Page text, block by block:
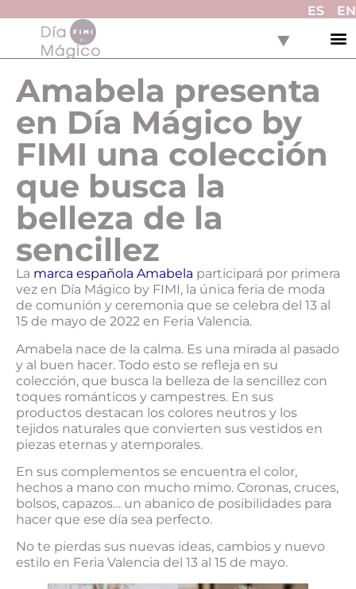
ES EN
Amabela presenta
en Día Mágico by
FIMI una colección
que busca la
belleza de la
sencillez
La marca española Amabela participará por primera
vez en Día Mágico by FIMI, la única feria de moda
de comunión y ceremonia que se celebra del 13 al
15 de mayo de 2022 en Feria Valencia.
Amabela nace de la calma. Es una mirada al pasado
y al buen hacer. Todo esto se refleja en su
colección, que busca la belleza de la sencillez con
toques románticos y campestres. En sus
productos destacan los colores neutros y los
tejidos naturales que convierten sus vestidos en
piezas eternas y atemporales.
En sus complementos se encuentra el color,
hechos a mano con mucho mimo. Coronas, cruces,
bolsos, capazos… un abanico de posibilidades para
hacer que ese día sea perfecto.
No te pierdas sus nuevas ideas, cambios y nuevo
estilo en Feria Valencia del 13 al 15 de mayo.